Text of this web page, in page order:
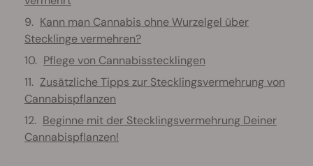
Kann man Cannabis ohne Wurzelgel über
Stecklinge vermehren?
Pflege von Cannabisstecklingen
Zusätzliche Tipps zur Stecklingsvermehrung von
Cannabispflanzen
Beginne mit der Stecklingsvermehrung Deiner
Cannabispflanzen!